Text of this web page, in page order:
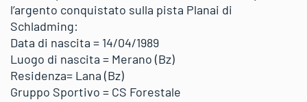
l’argento conquistato sulla pista Planai di
Schladming:
Data di nascita = 14/04/1989
Luogo di nascita = Merano (Bz)
Residenza= Lana (Bz)
Gruppo Sportivo = CS Forestale